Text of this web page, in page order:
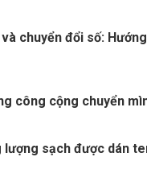
chuyển đổi số:
công cộng chuyển
lượng sạch được dán